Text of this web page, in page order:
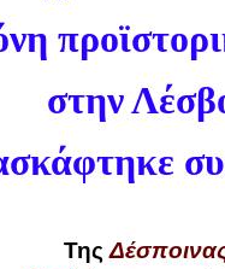
στην
Της